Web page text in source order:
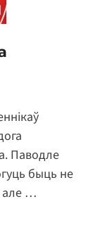
Паводле
быць не
але …